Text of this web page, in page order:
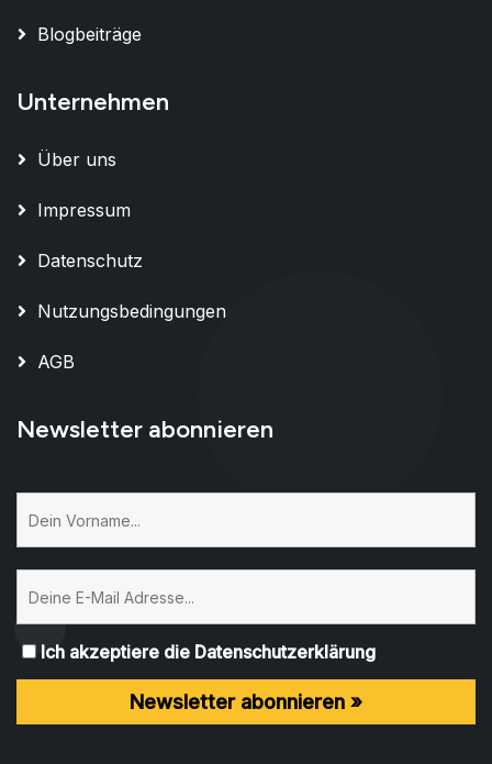
Blogbeiträge
Unternehmen
Über uns
Impressum
Datenschutz
Nutzungsbedingungen
AGB
Newsletter abonnieren
Ich akzeptiere die Datenschutzerklärung